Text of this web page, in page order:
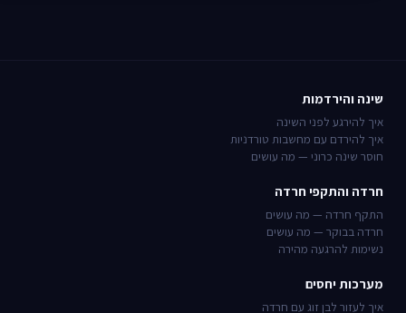
שינה והירדמות
איך להירגע לפני השינה
איך להירדם עם מחשבות טורדניות
חוסר שינה כרוני — מה עושים
חרדה והתקפי חרדה
התקף חרדה — מה עושים
חרדה בבוקר — מה עושים
נשימות להרגעה מהירה
מערכות יחסים
איך לעזור לבן זוג עם חרדה